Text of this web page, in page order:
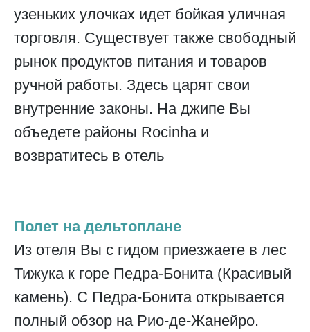
узеньких улочках идет бойкая уличная
торговля. Существует также свободный
рынок продуктов питания и товаров
ручной работы. Здесь царят свои
внутренние законы. На джипе Вы
объедете районы Rocinha и
возвратитесь в отель
Полет на дельтоплане
Из отеля Вы с гидом приезжаете в лес
Тижука к горе Педра-Бонита (Красивый
камень). С Педра-Бонита открывается
полный обзор на Рио-де-Жанейро.